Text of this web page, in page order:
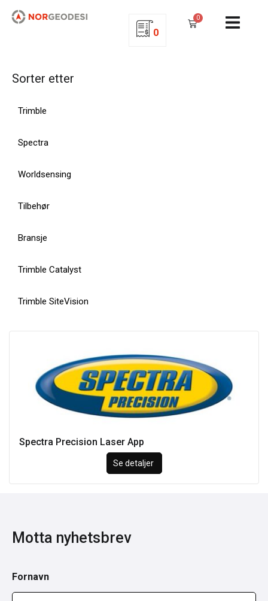
0
0
Sorter etter
Trimble
Spectra
Worldsensing
Tilbehør
Bransje
Trimble Catalyst
Trimble SiteVision
Spectra Precision Laser App
Se detaljer
Motta nyhetsbrev
Fornavn